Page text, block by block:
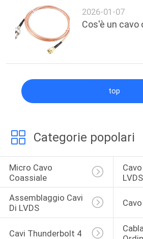
2026-01-07
Cos'è un cavo
top
Categorie popolari
Micro Cavo
Coassiale
LVDS
Assemblaggio Cavi
Di LVDS
Cavi Thunderbolt 4